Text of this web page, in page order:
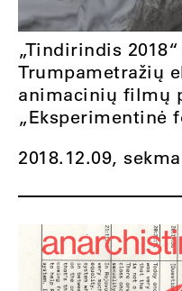
2018.12.09,
„Tindirindis
Trumpametražių
animacinių filmų
„Eksperimentinė